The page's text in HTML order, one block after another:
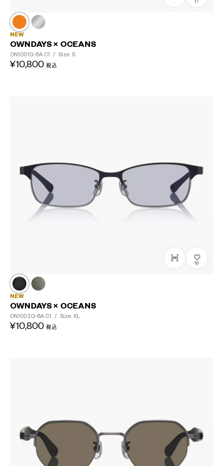
17
NEW
OWNDAYS × OCEANS
ON1001Q-6A C1 / Size: S
¥10,800 税込
19
NEW
OWNDAYS × OCEANS
ON1002Q-6A C1 / Size: XL
¥10,800 税込